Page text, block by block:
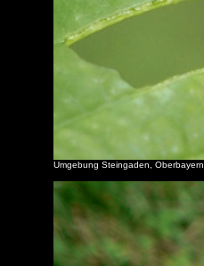
Umgebung Steingaden, Oberbayern